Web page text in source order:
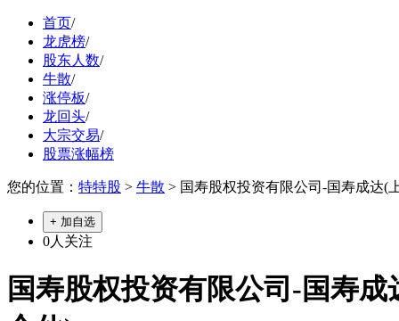
首页/
龙虎榜/
股东人数/
牛散/
涨停板/
龙回头/
大宗交易/
股票涨幅榜
您的位置： 特特股 > 牛散 > 国寿股权投资有限公司-国寿成达(
+ 加自选
0人关注
国寿股权投资有限公司-国寿